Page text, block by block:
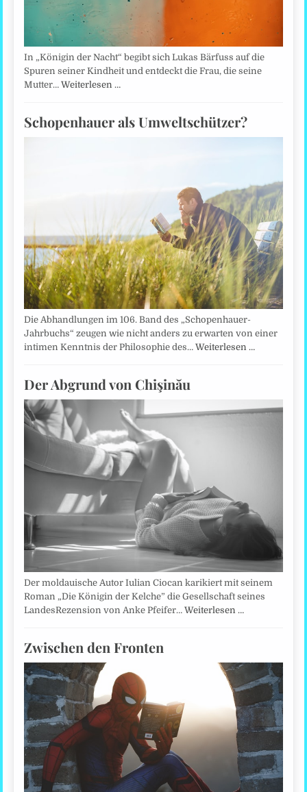
In „Königin der Nacht“ begibt sich Lukas Bärfuss auf die
Spuren seiner Kindheit und entdeckt die Frau, die seine
Mutter…Weiterlesen …
Schopenhauer als Umweltschützer?
Die Abhandlungen im 106. Band des „Schopenhauer-
Jahrbuchs“ zeugen wie nicht anders zu erwarten von einer
intimen Kenntnis der Philosophie des…Weiterlesen …
Der Abgrund von Chişinău
Der moldauische Autor Iulian Ciocan karikiert mit seinem
Roman „Die Königin der Kelche” die Gesellschaft seines
LandesRezension von Anke Pfeifer…Weiterlesen …
Zwischen den Fronten